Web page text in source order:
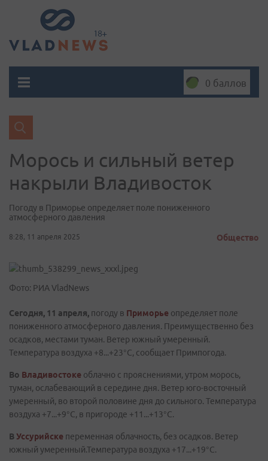
0 баллов
Морось и сильный ветер
накрыли Владивосток
Погоду в Приморье определяет поле пониженного
атмосферного давления
8:28, 11 апреля 2025 Общество
Фото: РИА VladNews
Сегодня, 11 апреля, погоду в Приморье определяет поле
пониженного атмосферного давления. Преимущественно без
осадков, местами туман. Ветер южный умеренный.
Температура воздуха +8...+23°C, сообщает Примпогода.
Во Владивостоке облачно с прояснениями, утром морось,
туман, ослабевающий в середине дня. Ветер юго-восточный
умеренный, во второй половине дня до сильного. Температура
воздуха +7...+9°C, в пригороде +11...+13°C.
ВУссурийске переменная облачность, без осадков. Ветер
южный умеренный.Температура воздуха +17...+19°C.